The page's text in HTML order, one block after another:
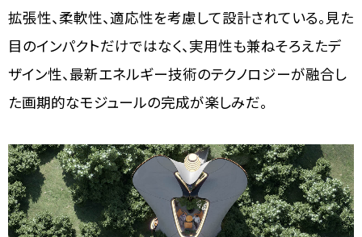
拡張性、柔軟性、適応性を考慮して設計されている。見た
目のインパクトだけではなく、実用性も兼ねそろえたデ
ザイン性、最新エネルギー技術のテクノロジーが融合し
た画期的なモジュールの完成が楽しみだ。